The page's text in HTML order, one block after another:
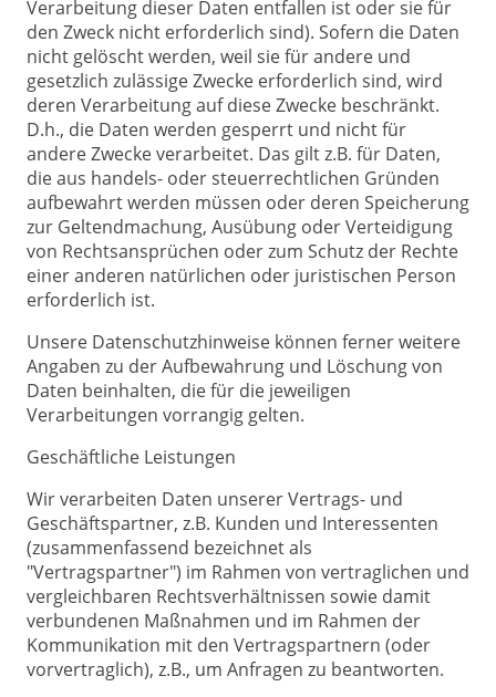
Verarbeitung dieser Daten entfallen ist oder sie für
den Zweck nicht erforderlich sind). Sofern die Daten
nicht gelöscht werden, weil sie für andere und
gesetzlich zulässige Zwecke erforderlich sind, wird
deren Verarbeitung auf diese Zwecke beschränkt.
D.h., die Daten werden gesperrt und nicht für
andere Zwecke verarbeitet. Das gilt z.B. für Daten,
die aus handels- oder steuerrechtlichen Gründen
aufbewahrt werden müssen oder deren Speicherung
zur Geltendmachung, Ausübung oder Verteidigung
von Rechtsansprüchen oder zum Schutz der Rechte
einer anderen natürlichen oder juristischen Person
erforderlich ist.
Unsere Datenschutzhinweise können ferner weitere
Angaben zu der Aufbewahrung und Löschung von
Daten beinhalten, die für die jeweiligen
Verarbeitungen vorrangig gelten.
Geschäftliche Leistungen
Wir verarbeiten Daten unserer Vertrags- und
Geschäftspartner, z.B. Kunden und Interessenten
(zusammenfassend bezeichnet als
"Vertragspartner") im Rahmen von vertraglichen und
vergleichbaren Rechtsverhältnissen sowie damit
verbundenen Maßnahmen und im Rahmen der
Kommunikation mit den Vertragspartnern (oder
vorvertraglich), z.B., um Anfragen zu beantworten.